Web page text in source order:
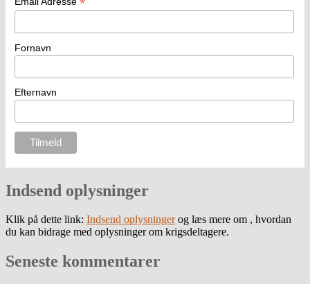
Fornavn
Efternavn
Indsend oplysninger
Klik på dette link: Indsend oplysningerog læs mere om , hvordan
du kan bidrage med oplysninger om krigsdeltagere.
Seneste kommentarer